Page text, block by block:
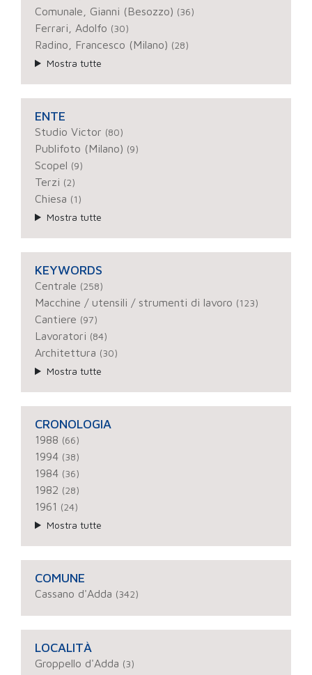
Comunale, Gianni (Besozzo) (36)
Ferrari, Adolfo (30)
Radino, Francesco (Milano) (28)
Mostra tutte
ENTE
Studio Victor (80)
Publifoto (Milano) (9)
Scopel (9)
Terzi (2)
Chiesa (1)
Mostra tutte
KEYWORDS
Centrale (258)
Macchine / utensili / strumenti di lavoro (123)
Cantiere (97)
Lavoratori (84)
Architettura (30)
Mostra tutte
CRONOLOGIA
1988 (66)
1994 (38)
1984 (36)
1982 (28)
1961 (24)
Mostra tutte
COMUNE
Cassano d'Adda (342)
LOCALITÀ
Groppello d'Adda (3)